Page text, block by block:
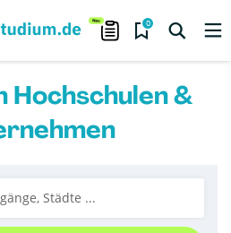
0
Hochschulen &